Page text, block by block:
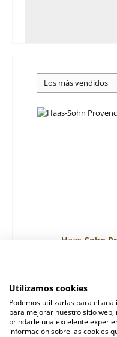
Haas-Sohn
Disponible,
Utilizamos cookies
Podemos utilizarlas para el
para mejorar nuestro sitio
brindarle una excelente
información sobre las cookies